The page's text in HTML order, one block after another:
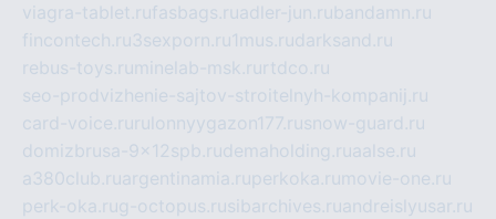
viagra-tablet.rufasbags.ruadler-jun.rubandamn.ru
fincontech.ru3sexporn.ru1mus.rudarksand.ru
rebus-toys.ru minelab-msk.ru rtdco.ru
seo-prodvizhenie-sajtov-stroitelnyh-kompanij.ru
card-voice.ru rulonnyygazon177.rusnow-guard.ru
domizbrusa-9x12spb.rudemaholding.ruaalse.ru
a380club.ruargentinamia.ruperkoka.ru movie-one.ru
perk-oka.rug-octopus.rusibarchives.ruandreislyusar.ru